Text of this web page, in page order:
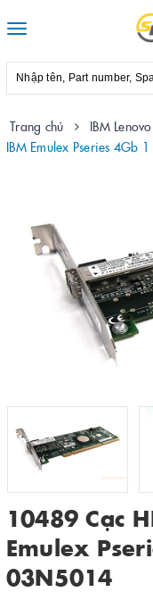
Toggle
Trang chủ IBM
IBM Emulex Pseries 4Gb
10489 Cạc
Emulex
03N5014